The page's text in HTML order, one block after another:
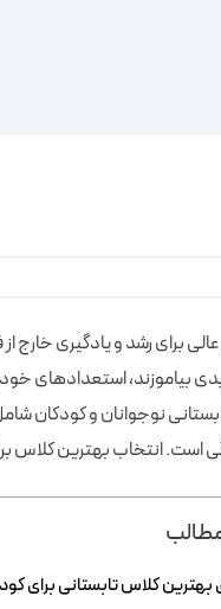
برای رشد و یادگیری
بیاموزند، استعدادهای
نوجوانان و کودکان
است. انتخاب بهترین کلاس
بهترین کلاس تابستانی برای